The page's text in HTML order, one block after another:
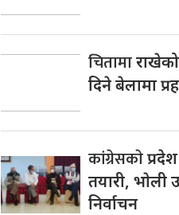
चितामा
दिने बेलामा
कांग्रेसकाे
तयारी, भाेली
निर्वाचन